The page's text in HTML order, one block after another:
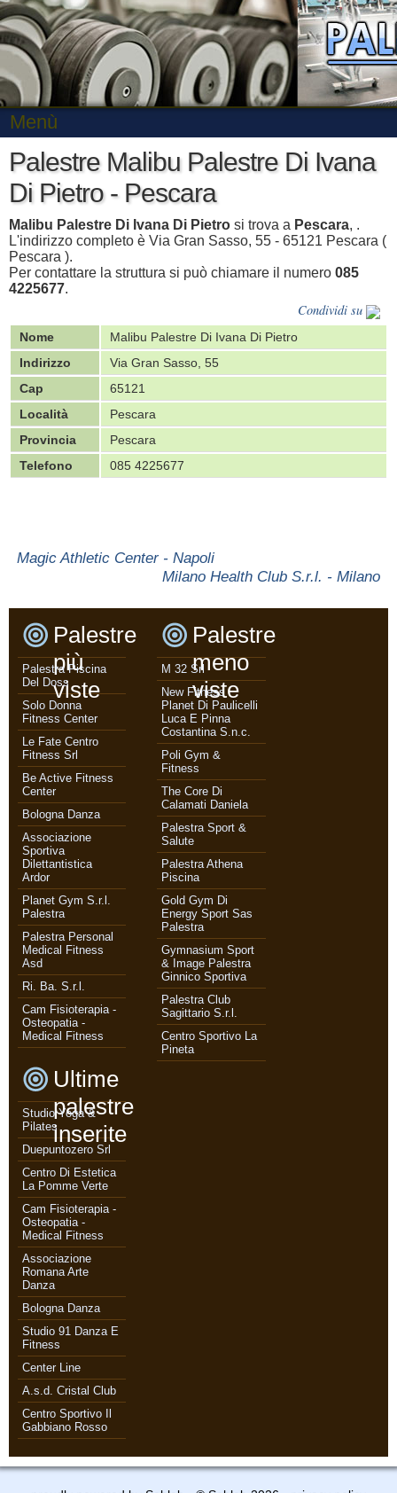
Menù
Palestre Malibu Palestre Di Ivana
Di Pietro - Pescara
Malibu Palestre Di Ivana Di Pietro si trova a Pescara, .
L'indirizzo completo è Via Gran Sasso, 55 - 65121 Pescara (
Pescara ).
Per contattare la struttura si può chiamare il numero 085
4225677.
Condividi su
Nome
Malibu Palestre Di Ivana Di Pietro
Indirizzo
Via Gran Sasso, 55
Cap
65121
Località
Pescara
Provincia
Pescara
Telefono
085 4225677
Magic Athletic Center - Napoli
Milano Health Club S.r.l. - Milano
Palestre
più
viste
Palestra Piscina
Del Doss
Solo Donna
Fitness Center
Le Fate Centro
Fitness Srl
Be Active Fitness
Center
Bologna Danza
Associazione
Sportiva
Dilettantistica
Ardor
Planet Gym S.r.l.
Palestra
Palestra Personal
Medical Fitness
Asd
Ri. Ba. S.r.l.
Cam Fisioterapia -
Osteopatia -
Medical Fitness
Palestre
meno
viste
M 32 Srl
New Fitness
Planet Di Paulicelli
Luca E Pinna
Costantina S.n.c.
Poli Gym &
Fitness
The Core Di
Calamati Daniela
Palestra Sport &
Salute
Palestra Athena
Piscina
Gold Gym Di
Energy Sport Sas
Palestra
Gymnasium Sport
& Image Palestra
Ginnico Sportiva
Palestra Club
Sagittario S.r.l.
Centro Sportivo La
Pineta
Ultime
palestre
inserite
Studio Yoga &
Pilates
Duepuntozero Srl
Centro Di Estetica
La Pomme Verte
Cam Fisioterapia -
Osteopatia -
Medical Fitness
Associazione
Romana Arte
Danza
Bologna Danza
Studio 91 Danza E
Fitness
Center Line
A.s.d. Cristal Club
Centro Sportivo Il
Gabbiano Rosso